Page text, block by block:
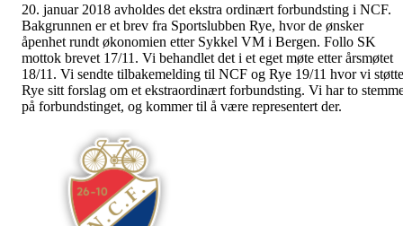
20. januar 2018 avholdes det ekstra ordinært forbundsting i NCF.
Bakgrunnen er et brev fra Sportslubben Rye, hvor de ønsker
åpenhet rundt økonomien etter Sykkel VM i Bergen. Follo SK
mottok brevet 17/11. Vi behandlet det i et eget møte etter årsmøtet
18/11. Vi sendte tilbakemelding til NCF og Rye 19/11 hvor vi
Rye sitt forslag om et ekstraordinært forbundsting. Vi har to
på forbundstinget, og kommer til å være representert der.